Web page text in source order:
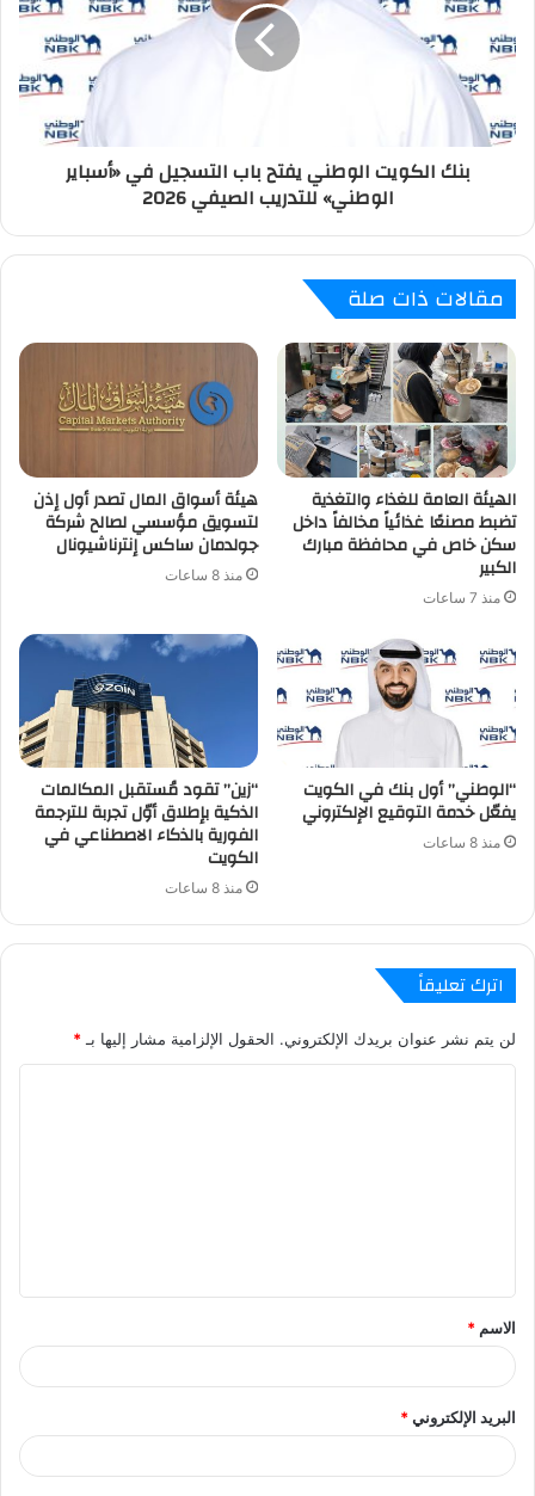
بنك الكويت الوطني يفتح باب التسجيل في «أسباير
الوطني» للتدريب الصيفي 2026
مقالات ذات صلة
الهيئة العامة للغذاء والتغذية
تضبط مصنعًا غذائياً مخالفاً داخل
سكن خاص في محافظة مبارك
الكبير
منذ 7 ساعات
هيئة أسواق المال تصدر أول إذن
لتسويق مؤسسي لصالح شركة
جولدمان ساكس إنترناشيونال
منذ 8 ساعات
“الوطني” أول بنك في الكويت
يفعّل خدمة التوقيع الإلكتروني
منذ 8 ساعات
“زين” تقود مُستقبل المكالمات
الذكية بإطلاق أوّل تجربة للترجمة
الفورية بالذكاء الاصطناعي في
الكويت
منذ 8 ساعات
اترك تعليقاً
لن يتم نشر عنوان بريدك الإلكتروني. الحقول الإلزامية مشار إليها بـ*
ق
الاسم *
البريد الإلكتروني*